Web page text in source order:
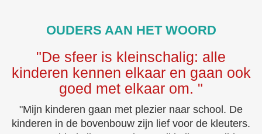
OUDERS AAN HET WOORD
"De sfeer is kleinschalig: alle
kinderen kennen elkaar en gaan ook
goed met elkaar om. "
"Mijn kinderen gaan met plezier naar school. De
kinderen in de bovenbouw zijn lief voor de kleuters.